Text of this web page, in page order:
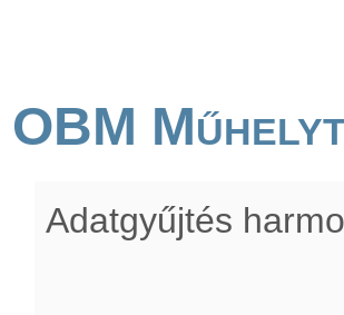
OBM
Adatgyűjtés